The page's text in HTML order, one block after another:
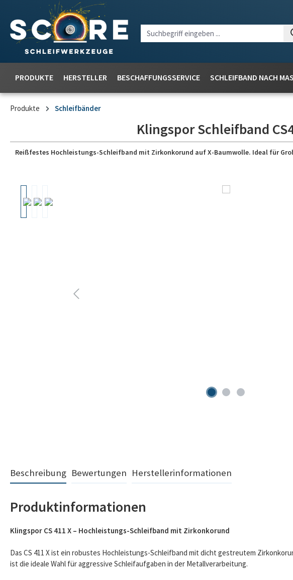
PRODUKTE HERSTELLER BESCHAFFUNGSSERVICE SCHLEIFBAND NACH
Produkte Schleifbänder
Klingspor Schleifband
Reißfestes Hochleistungs-Schleifband mit Zirkonkorund auf X-Baumwolle. Ideal für
Beschreibung Bewertungen Herstellerinformationen
Produktinformationen
Klingspor CS 411 X – Hochleistungs-Schleifband mit Zirkonkorund
Das CS 411 X ist ein robustes Hochleistungs-Schleifband mit dicht gestreutem
ist die ideale Wahl für aggressive Schleifaufgaben in der Metallverarbeitung.